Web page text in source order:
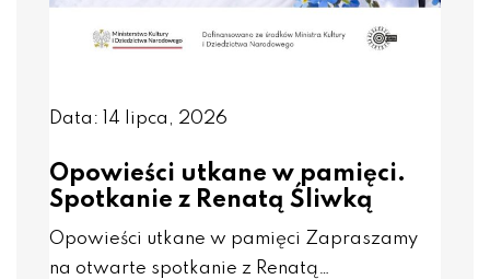
Data: 14 lipca, 2026
Opowieści utkane w pamięci.
Spotkanie z Renatą Śliwką
Opowieści utkane w pamięci Zapraszamy
na otwarte spotkanie z Renatą…